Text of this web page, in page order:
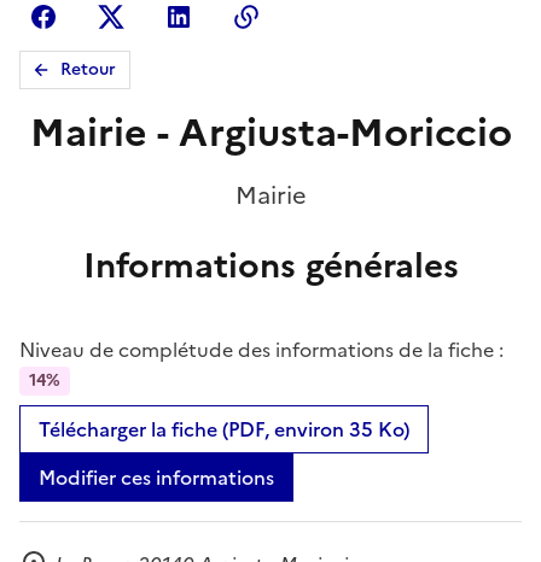
FacebookX (anciennement Twitter)
Linkedin
Retour
Mairie - Argiusta-Moriccio
Mairie
Informations générales
Niveau de complétude des informations de la fiche :
14%
Télécharger la fiche (PDF, environ 35 Ko)
Modifier ces informations